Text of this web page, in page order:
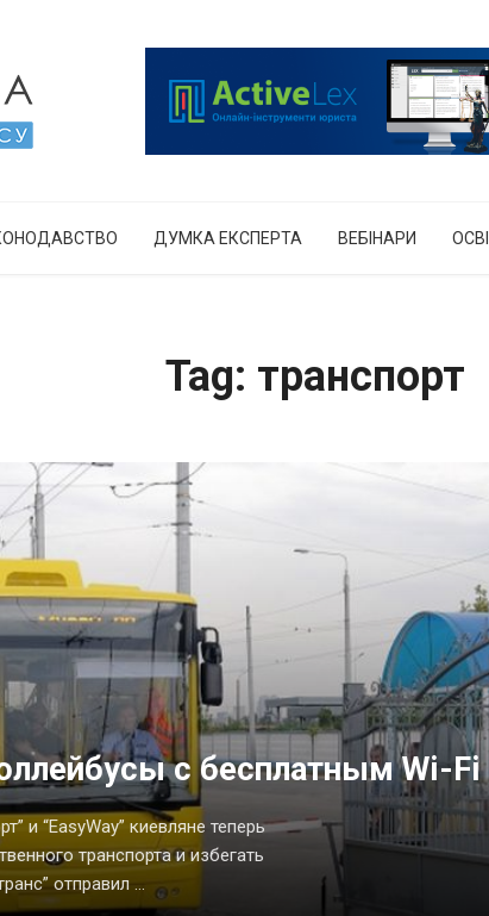
ДУМКА ЕКСПЕРТА ВЕБІНАРИ
Tag: транспорт
с бесплатным Wi-Fi
и “EasyWay” киевляне теперь
транспорта и избегать
отправил ...